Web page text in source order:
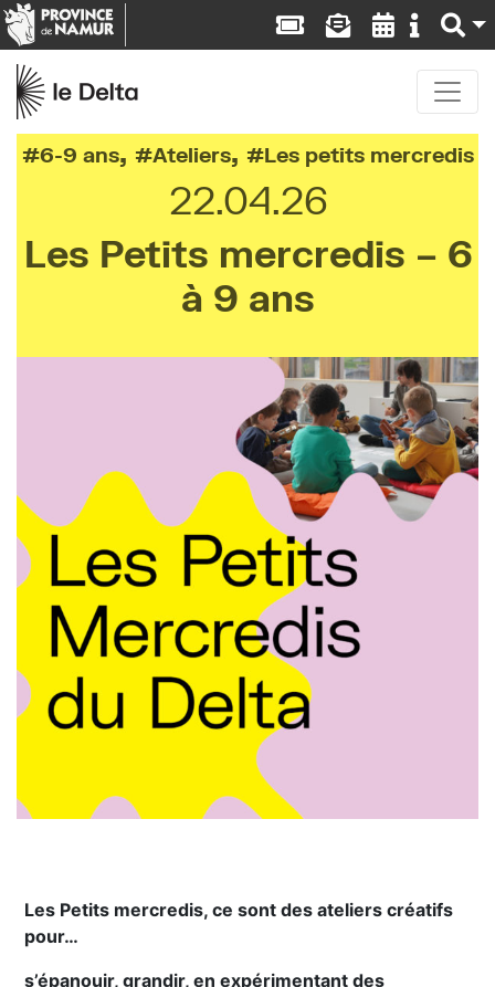
6-9 ans, Ateliers, Les petits mercredis
22.04.26
Les Petits mercredis – 6
à 9 ans
Les Petits mercredis, ce sont des ateliers créatifs
pour…
s’épanouir, grandir, en expérimentant des